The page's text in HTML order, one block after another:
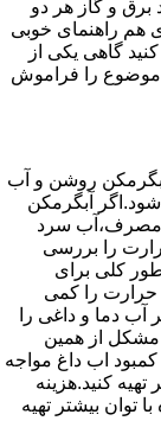
و گاز هر دو
هم راهنمای خوبی
گاهی یکی از
موضوع را فراموش
روشن و آب
آبگرمکن
مصرف،آب سرد
را بررسی
کلی برای
حرارت را کمی
دما و داغی را
مشکل از همین
اب داغ مواجه
کنید.هزینه
توان بیشتر تهیه